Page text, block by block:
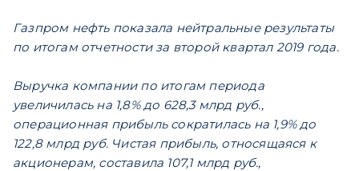
Газпром нефть показала нейтральные результаты
по итогам отчетности за второй квартал 2019 года.
Выручка компании по итогам периода
увеличилась на 1,8% до 628,3 млрд руб.,
операционная прибыль сократилась на 1,9% до
122,8 млрд руб. Чистая прибыль, относящаяся к
акционерам, составила 107,1 млрд руб.,